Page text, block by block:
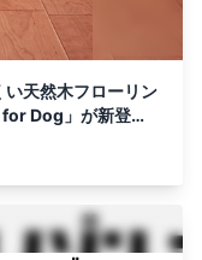
天然木フローリン
Dog」が新登